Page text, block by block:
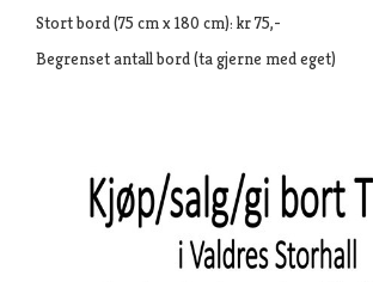
Stort bord (75 cm x 180 cm): kr 75,-
Begrenset antall bord (ta gjerne med eget)